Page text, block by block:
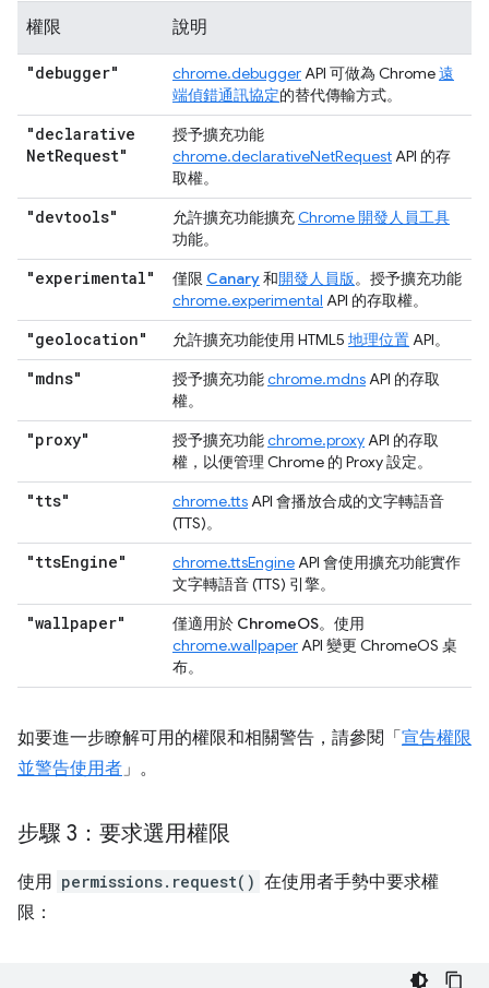
權限 說明
"debugger" chrome.debuggerAPI 可做為 Chrome遠
端偵錯通訊協定的替代傳輸方式。
"declarative
NetRequest"
授予擴充功能
chrome.declarativeNetRequestAPI 的存
取權。
"devtools" 允許擴充功能擴充Chrome 開發人員工具
功能。
"experimental" 僅限 Canary和開發人員版。 授予擴充功能
chrome.experimental API 的存取權。
"geolocation" 允許擴充功能使用 HTML5 地理位置API。
"mdns" 授予擴充功能chrome.mdnsAPI 的存取
權。
"proxy" 授予擴充功能chrome.proxyAPI 的存取
權，以便管理 Chrome 的 Proxy 設定。
"tts" chrome.ttsAPI 會播放合成的文字轉語音
(TTS)。
"ttsEngine" chrome.ttsEngineAPI 會使用擴充功能實作
文字轉語音 (TTS) 引擎。
"wallpaper" 僅適用於 ChromeOS。使用
chrome.wallpaperAPI 變更 ChromeOS 桌
布。
如要進一步瞭解可用的權限和相關警告，請參閱「 宣告權限
並警告使用者」。
步驟 3：要求選用權限
使用 permissions.request() 在使用者手勢中要求權
限：